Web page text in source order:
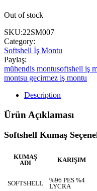
Out of stock
SKU:22SM007
Category:
Softshell İş Montu
Paylaş:
mühendis montusoftshell iş
montsu geçirmez iş montu
Description
Ürün Açıklaması
Softshell Kumaş
KUMAŞ
ADI
KARIŞIM
SOFTSHELL
%96 PES %4
LYCRA